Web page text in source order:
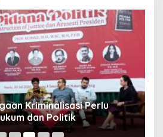
Kriminalisasi Perlu
dan Politik